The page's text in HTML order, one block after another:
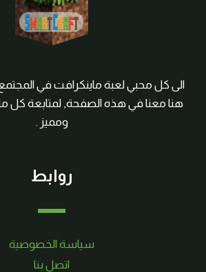
الى كل محبي لعبة ماينكرافت في
هنا معنا في هذه الصفحة, لمتابعة كل
ومميز .
روابط
سياسة الخصوصية
اتصل بنا